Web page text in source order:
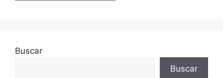
Buscar
Buscar